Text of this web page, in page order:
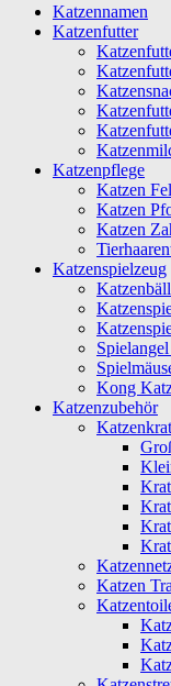
Katzennamen
Katzenfutter
Katzenpflege
Katzen
Katzen
Katzen
Katzenspielzeug
Kong
Katzenzubehör
Katzen